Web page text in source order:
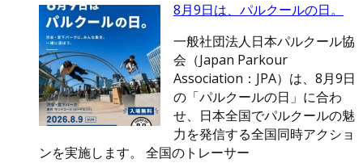
8月9日は、パルクールの日。
一般社団法人日本パルクール協
会（Japan Parkour
Association：JPA）は、8月9日
の「パルクールの日」に合わ
せ、日本全国でパルクールの魅
力を発信する全国同時アクショ
ンを実施します。 全国のトレーサー